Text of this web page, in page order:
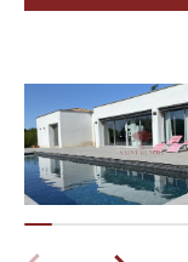
Référence